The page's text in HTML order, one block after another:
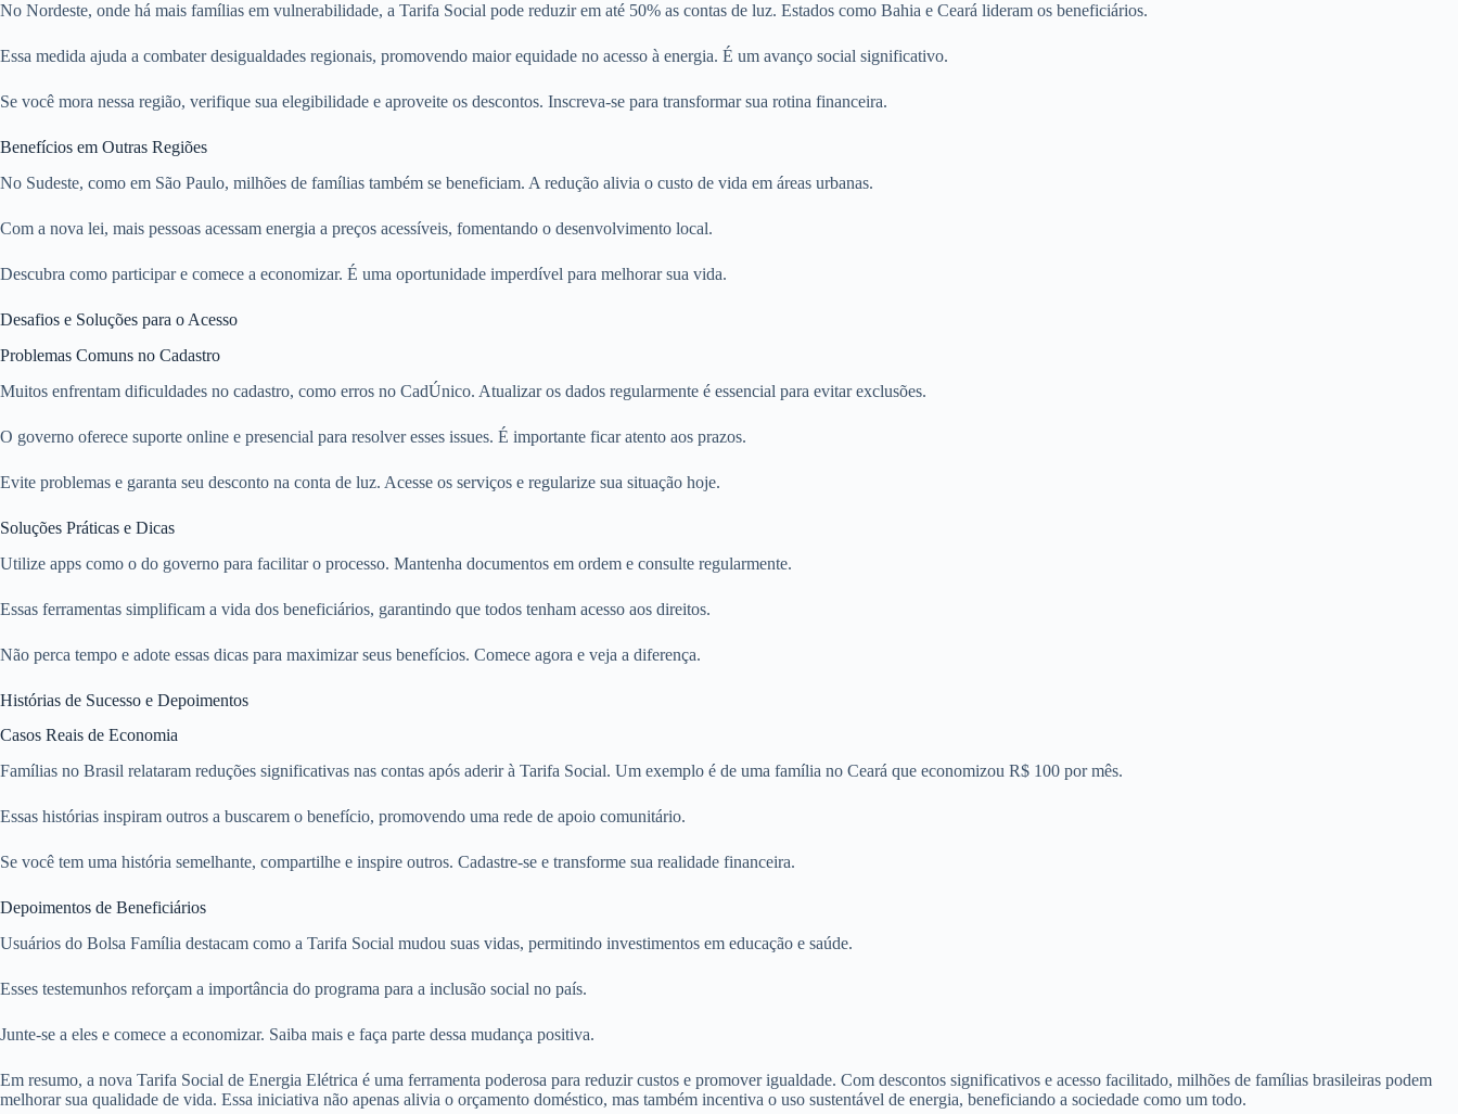
No Nordeste, onde há mais famílias em vulnerabilidade, a Tarifa Social pode reduzir em até 50% as contas de luz. Estados como Bahia e Ceará lideram os beneficiários.
Essa medida ajuda a combater desigualdades regionais, promovendo maior equidade no acesso à energia. É um avanço social significativo.
Se você mora nessa região, verifique sua elegibilidade e aproveite os descontos. Inscreva-se para transformar sua rotina financeira.
Benefícios em Outras Regiões
No Sudeste, como em São Paulo, milhões de famílias também se beneficiam. A redução alivia o custo de vida em áreas urbanas.
Com a nova lei, mais pessoas acessam energia a preços acessíveis, fomentando o desenvolvimento local.
Descubra como participar e comece a economizar. É uma oportunidade imperdível para melhorar sua vida.
Desafios e Soluções para o Acesso
Problemas Comuns no Cadastro
Muitos enfrentam dificuldades no cadastro, como erros no CadÚnico. Atualizar os dados regularmente é essencial para evitar exclusões.
O governo oferece suporte online e presencial para resolver esses issues. É importante ficar atento aos prazos.
Evite problemas e garanta seu desconto na conta de luz. Acesse os serviços e regularize sua situação hoje.
Soluções Práticas e Dicas
Utilize apps como o do governo para facilitar o processo. Mantenha documentos em ordem e consulte regularmente.
Essas ferramentas simplificam a vida dos beneficiários, garantindo que todos tenham acesso aos direitos.
Não perca tempo e adote essas dicas para maximizar seus benefícios. Comece agora e veja a diferença.
Histórias de Sucesso e Depoimentos
Casos Reais de Economia
Famílias no Brasil relataram reduções significativas nas contas após aderir à Tarifa Social. Um exemplo é de uma família no Ceará que economizou R$ 100 por mês.
Essas histórias inspiram outros a buscarem o benefício, promovendo uma rede de apoio comunitário.
Se você tem uma história semelhante, compartilhe e inspire outros. Cadastre-se e transforme sua realidade financeira.
Depoimentos de Beneficiários
Usuários do Bolsa Família destacam como a Tarifa Social mudou suas vidas, permitindo investimentos em educação e saúde.
Esses testemunhos reforçam a importância do programa para a inclusão social no país.
Junte-se a eles e comece a economizar. Saiba mais e faça parte dessa mudança positiva.
Em resumo, a nova Tarifa Social de Energia Elétrica é uma ferramenta poderosa para reduzir custos e promover igualdade. Com descontos significativos e acesso facilitado, milhões de famílias brasileiras podem
melhorar sua qualidade de vida. Essa iniciativa não apenas alivia o orçamento doméstico, mas também incentiva o uso sustentável de energia, beneficiando a sociedade como um todo.